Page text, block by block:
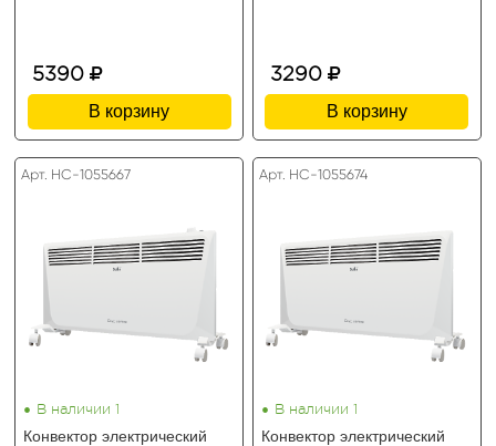
5390
В корзину
3290
В корзину
Арт. HC-1055667
• В наличии 1
Конвектор электрический
Арт. HC-1055674
• В наличии 1
Конвектор электрический